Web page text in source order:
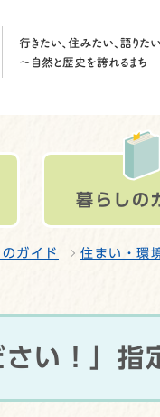
暮らしの
ガイド 住まい・環
さい！」